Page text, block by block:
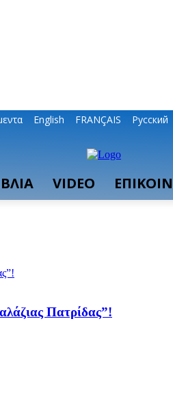
English FRANÇAIS Русский
VIDEO
Πατρίδας”!